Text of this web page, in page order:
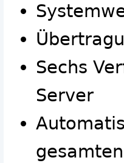
Sechs
Server